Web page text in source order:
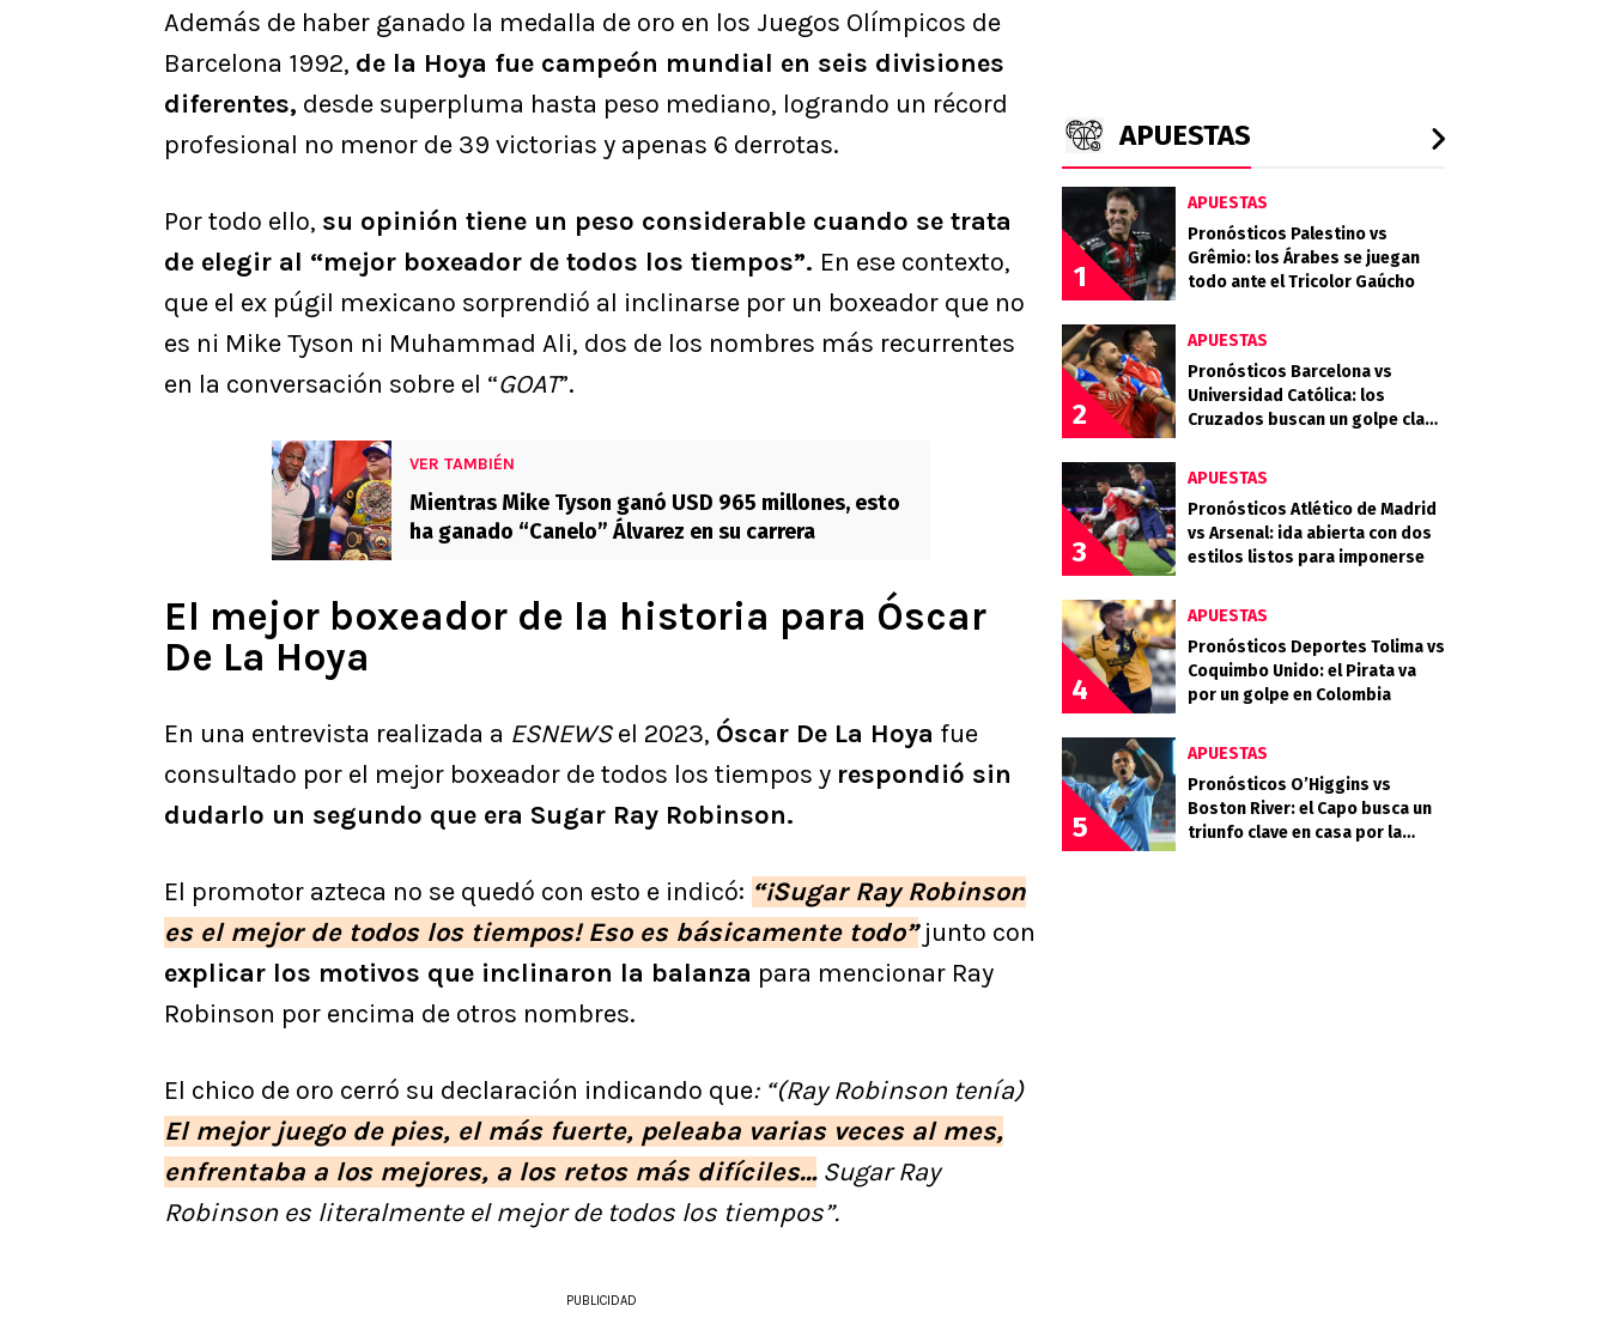
Además de haber ganado la medalla de oro en los Juegos Olímpicos de
Barcelona 1992, de la Hoya fue campeón mundial en seis divisiones
diferentes, desde superpluma hasta peso mediano, logrando un récord
profesional no menor de 39 victorias y apenas 6 derrotas.
Por todo ello, su opinión tiene un peso considerable cuando se trata
de elegir al “mejor boxeador de todos los tiempos”. En ese contexto,
que el ex púgil mexicano sorprendió al inclinarse por un boxeador que no
es ni Mike Tyson ni Muhammad Ali, dos de los nombres más recurrentes
en la conversación sobre el “GOAT”.
VER TAMBIÉN
Mientras Mike Tyson ganó USD 965 millones, esto
ha ganado “Canelo” Álvarez en su carrera
El mejor boxeador de la historia para Óscar
De La Hoya
En una entrevista realizada a ESNEWSel 2023, Óscar De La Hoya fue
consultado por el mejor boxeador de todos los tiempos y respondió sin
dudarlo un segundo que era Sugar Ray Robinson.
El promotor azteca no se quedó con esto e indicó: “¡Sugar Ray Robinson
es el mejor de todos los tiempos! Eso es básicamente todo”junto con
explicar los motivos que inclinaron la balanza para mencionar Ray
Robinson por encima de otros nombres.
El chico de oro cerró su declaración indicando que: “(Ray Robinson tenía)
El mejor juego de pies, el más fuerte, peleaba varias veces al mes,
enfrentaba a los mejores, a los retos más difíciles… Sugar Ray
Robinson es literalmente el mejor de todos los tiempos”.
PUBLICIDAD
APUESTAS
1
APUESTAS
Pronósticos Palestino vs
Grêmio: los Árabes se juegan
todo ante el Tricolor Gaúcho
2
APUESTAS
Pronósticos Barcelona vs
Universidad Católica: los
Cruzados buscan un golpe clave
3
APUESTAS
Pronósticos Atlético de Madrid
vs Arsenal: ida abierta con dos
estilos listos para imponerse
4
APUESTAS
Pronósticos Deportes Tolima vs
Coquimbo Unido: el Pirata va
por un golpe en Colombia
5
APUESTAS
Pronósticos O’Higgins vs
Boston River: el Capo busca un
triunfo clave en casa por la